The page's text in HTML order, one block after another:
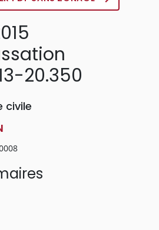
20.350
civile